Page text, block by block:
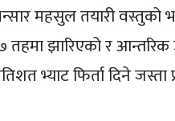
भन्सार महसुल तयारी
तहमा झारिएको र
भ्याट फिर्ता दिने